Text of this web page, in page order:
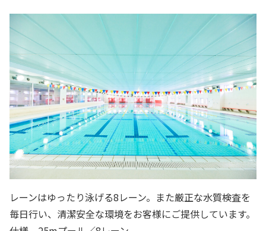
レーンはゆったり泳げる8レーン。また厳正な水質検査を
毎日行い、清潔安全な環境をお客様にご提供しています。